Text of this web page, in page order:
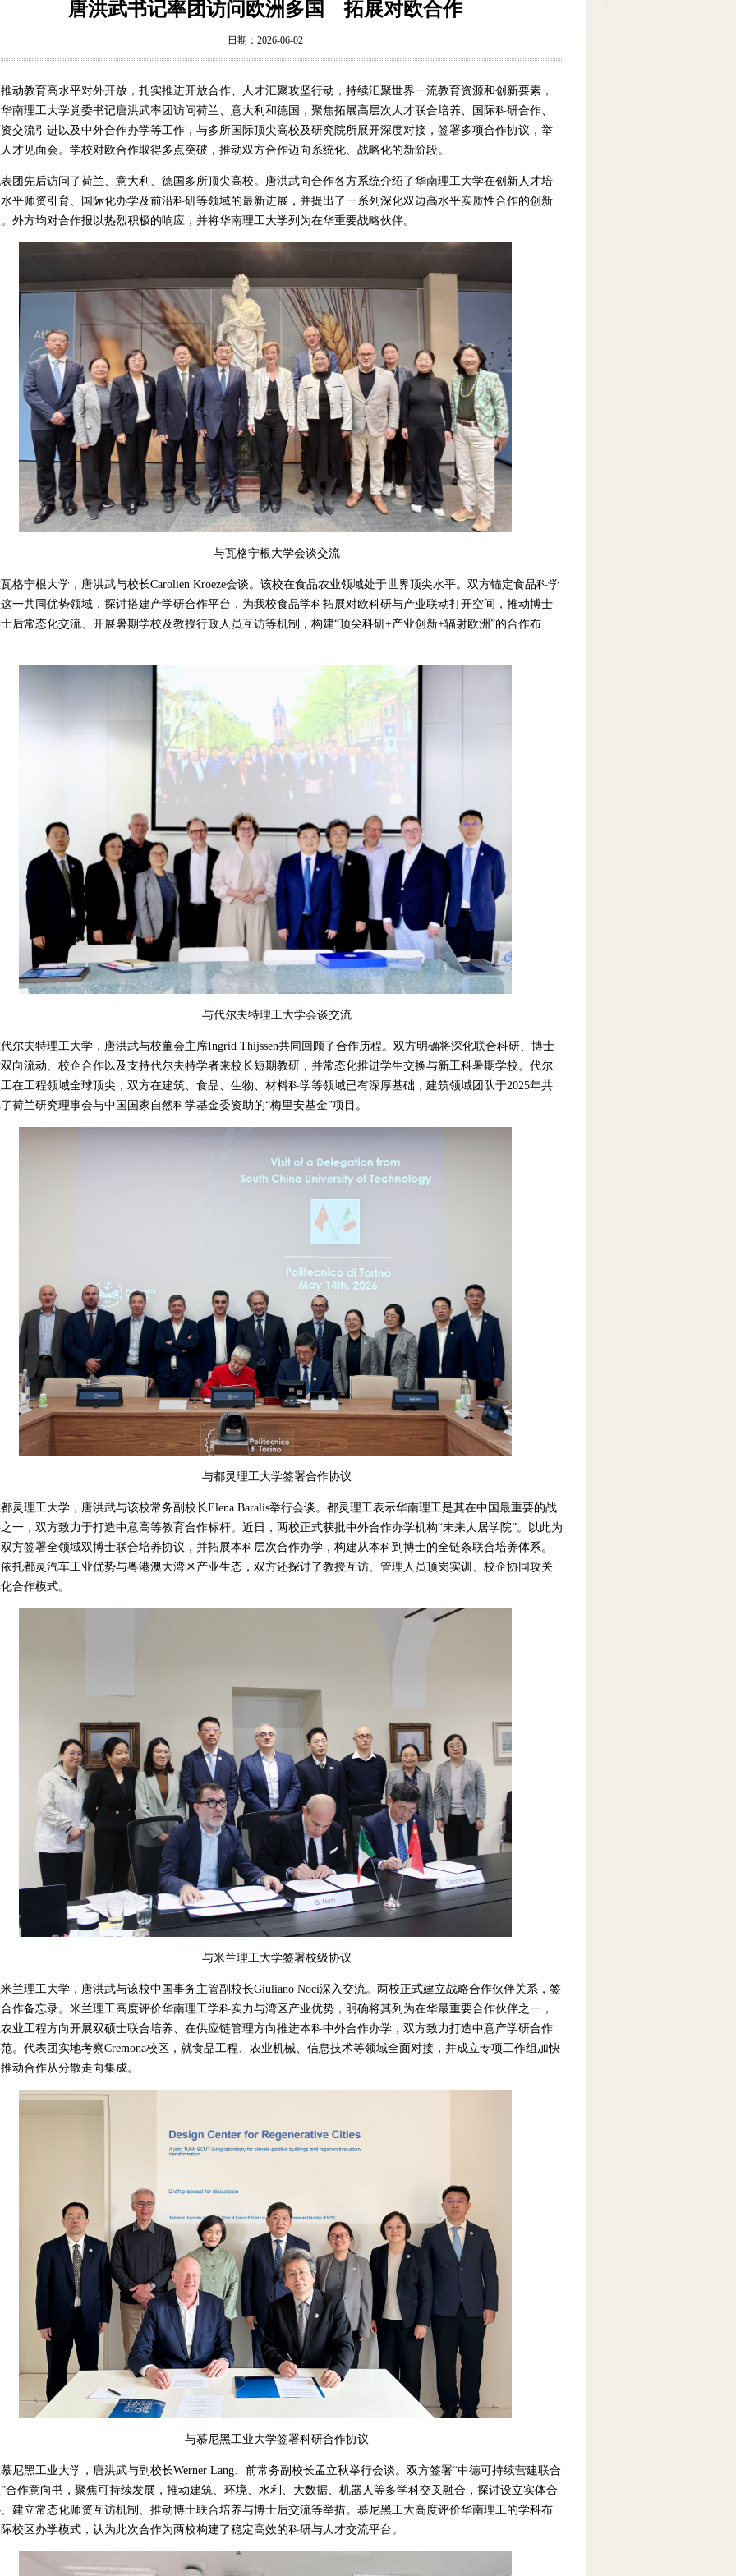
唐洪武书记率团访问欧洲多国 拓展对欧合作
日期：2026-06-02
动教育高水平对外开放，扎实推进开放合作、人才汇聚攻坚行动，持续汇聚世界一流教育资源和创新要素，
南理工大学党委书记唐洪武率团访问荷兰、意大利和德国，聚焦拓展高层次人才联合培养、国际科研合作、
交流引进以及中外合作办学等工作，与多所国际顶尖高校及研究院所展开深度对接，签署多项合作协议，举
才见面会。学校对欧合作取得多点突破，推动双方合作迈向系统化、战略化的新阶段。
团先后访问了荷兰、意大利、德国多所顶尖高校。唐洪武向合作各方系统介绍了华南理工大学在创新人才培
平师资引育、国际化办学及前沿科研等领域的最新进展，并提出了一系列深化双边高水平实质性合作的创新
外方均对合作报以热烈积极的响应，并将华南理工大学列为在华重要战略伙伴。
与瓦格宁根大学会谈交流
格宁根大学，唐洪武与校长Carolien Kroeze会谈。该校在食品农业领域处于世界顶尖水平。双方锚定食品科学
一共同优势领域，探讨搭建产学研合作平台，为我校食品学科拓展对欧科研与产业联动打开空间，推动博士
后常态化交流、开展暑期学校及教授行政人员互访等机制，构建“顶尖科研+产业创新+辐射欧洲”的合作布
与代尔夫特理工大学会谈交流
尔夫特理工大学，唐洪武与校董会主席Ingrid Thijssen共同回顾了合作历程。双方明确将深化联合科研、博士
向流动、校企合作以及支持代尔夫特学者来校长短期教研，并常态化推进学生交换与新工科暑期学校。代尔
在工程领域全球顶尖，双方在建筑、食品、生物、材料科学等领域已有深厚基础，建筑领域团队于2025年共
荷兰研究理事会与中国国家自然科学基金委资助的“梅里安基金”项目。
与都灵理工大学签署合作协议
灵理工大学，唐洪武与该校常务副校长Elena Baralis举行会谈。都灵理工表示华南理工是其在中国最重要的战
一，双方致力于打造中意高等教育合作标杆。近日，两校正式获批中外合作办学机构“未来人居学院”。以此为
方签署全领域双博士联合培养协议，并拓展本科层次合作办学，构建从本科到博士的全链条联合培养体系。
托都灵汽车工业优势与粤港澳大湾区产业生态，双方还探讨了教授互访、管理人员顶岗实训、校企协同攻关
合作模式。
与米兰理工大学签署校级协议
兰理工大学，唐洪武与该校中国事务主管副校长Giuliano Noci深入交流。两校正式建立战略合作伙伴关系，签
作备忘录。米兰理工高度评价华南理工学科实力与湾区产业优势，明确将其列为在华最重要合作伙伴之一，
业工程方向开展双硕士联合培养、在供应链管理方向推进本科中外合作办学，双方致力打造中意产学研合作
。代表团实地考察Cremona校区，就食品工程、农业机械、信息技术等领域全面对接，并成立专项工作组加快
动合作从分散走向集成。
与慕尼黑工业大学签署科研合作协议
尼黑工业大学，唐洪武与副校长Werner Lang、前常务副校长孟立秋举行会谈。双方签署“中德可持续营建联合
合作意向书，聚焦可持续发展，推动建筑、环境、水利、大数据、机器人等多学科交叉融合，探讨设立实体合
建立常态化师资互访机制、推动博士联合培养与博士后交流等举措。慕尼黑工大高度评价华南理工的学科布
校区办学模式，认为此次合作为两校构建了稳定高效的科研与人才交流平台。